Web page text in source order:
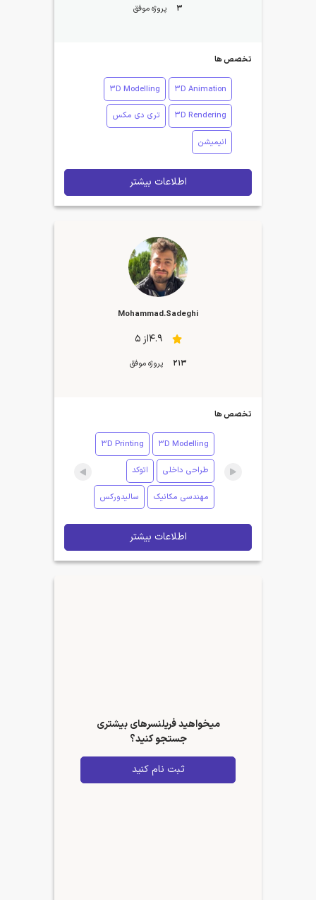
3 پروژه موفق
تخصص ها
3D Animation
3D Modelling
3D Rendering تری دی مکس
انیمیشن
اطلاعات بیشتر
Mohammad.Sadeghi
4.9از 5
213 پروژه موفق
تخصص ها
3D Modelling
3D Printing
طراحی داخلی اتوکد
مهندسی مکانیک سالیدورکس
اطلاعات بیشتر
میخواهید فریلنسرهای بیشتری
جستجو کنید؟
ثبت نام کنید